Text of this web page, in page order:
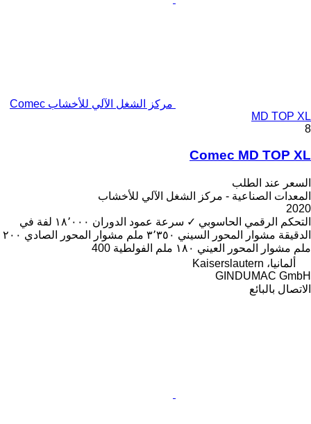
مركز الشغل الآلي للأخشاب Comec
MD TOP XL
8
Comec MD TOP XL
السعر عند الطلب
المعدات الصناعية - مركز الشغل الآلي للأخشاب
2020
التحكم الرقمي الحاسوبي ✓ سرعة عمود الدوران
١٨٬٠٠٠ لفة في
الدقيقة مشوار المحور السيني ٣٬٣٥٠ ملم مشوار المحور الصادي ٢٠٠
ملم مشوار المحور العيني ١٨٠ ملم الفولطية 400
ألمانيا، Kaiserslautern
GINDUMAC GmbH
الاتصال بالبائع